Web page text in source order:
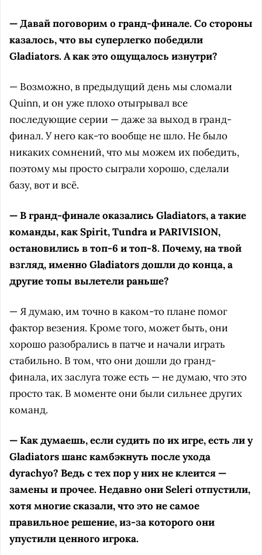
— Давай поговорим о гранд-финале. Со стороны
казалось, что вы суперлегко победили
Gladiators. А как это ощущалось изнутри?
— Возможно, в предыдущий день мы сломали
Quinn, и он уже плохо отыгрывал все
последующие серии — даже за выход в гранд-
финал. У него как-то вообще не шло. Не было
никаких сомнений, что мы можем их победить,
поэтому мы просто сыграли хорошо, сделали
базу, вот и всё.
— В гранд-финале оказались Gladiators, а такие
команды, как Spirit, Tundra и PARIVISION,
остановились в топ-6 и топ-8. Почему, на твой
взгляд, именно Gladiators дошли до конца, а
другие топы вылетели раньше?
— Я думаю, им точно в каком-то плане помог
фактор везения. Кроме того, может быть, они
хорошо разобрались в патче и начали играть
стабильно. В том, что они дошли до гранд-
финала, их заслуга тоже есть — не думаю, что это
просто так. В моменте они были сильнее других
команд.
— Как думаешь, если судить по их игре, есть ли у
Gladiators шанс камбэкнуть после ухода
dyrachyo? Ведь с тех пор у них не клеится —
замены и прочее. Недавно они Seleri отпустили,
хотя многие сказали, что это не самое
правильное решение, из-за которого они
упустили ценного игрока.